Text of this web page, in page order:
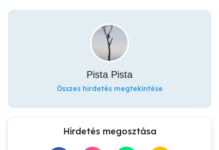
Pista Pista
Összes hirdetés megtekintése
Hirdetés megosztása